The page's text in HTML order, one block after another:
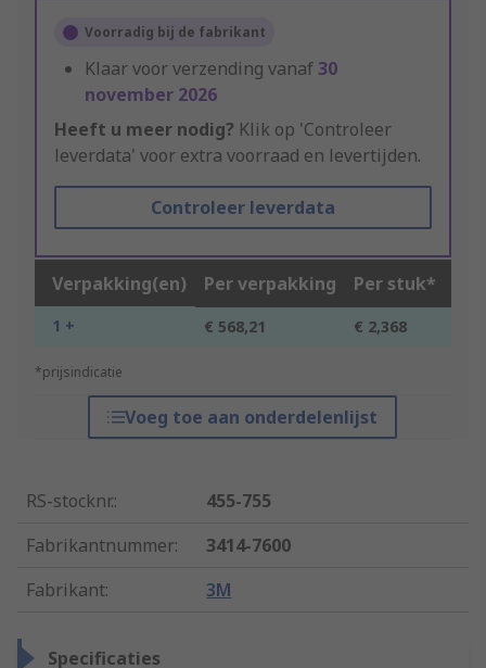
Voorradig bij de fabrikant
Klaar voor verzending vanaf30
november 2026
Heeft u meer nodig? Klik op 'Controleer
leverdata' voor extra voorraad en levertijden.
Controleer leverdata
Verpakking(en) Per verpakking Per stuk*
1 + € 568,21 € 2,368
*prijsindicatie
Voeg toe aan onderdelenlijst
RS-stocknr.:
455-755
Fabrikantnummer:
3414-7600
Fabrikant: 3M
Specificaties